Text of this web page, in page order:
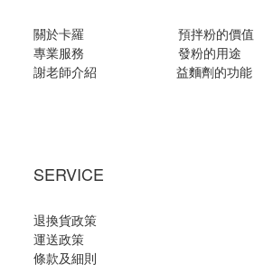
關於卡羅
預拌粉的價值
專業服務
發粉的用途
謝老師介紹
益麵劑的功能
SERVICE
退換貨政策
運送政策
條款及細則